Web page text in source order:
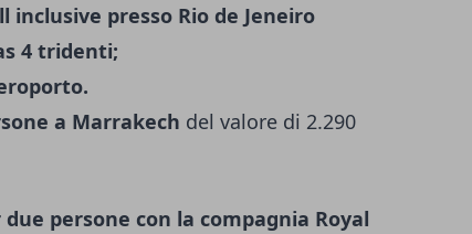
presso Rio de Jeneiro
4 tridenti;
a Marrakech del valore di 2.290
persone con la compagnia Royal